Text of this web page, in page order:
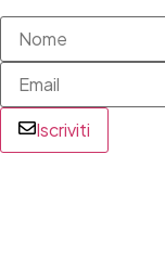
Iscriviti